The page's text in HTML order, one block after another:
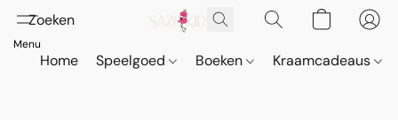
Home Speelgoed Boeken Kraamcadeaus